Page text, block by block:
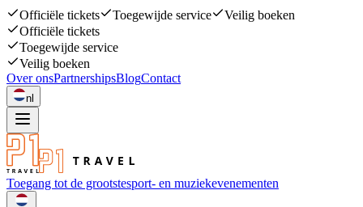
Officiële tickets Toegewijde service
Veilig boeken
Officiële tickets
Toegewijde service
Veilig boeken
Over onsPartnershipsBlogContact
nl
Toegang tot de grootstesport- en muziekevenementen